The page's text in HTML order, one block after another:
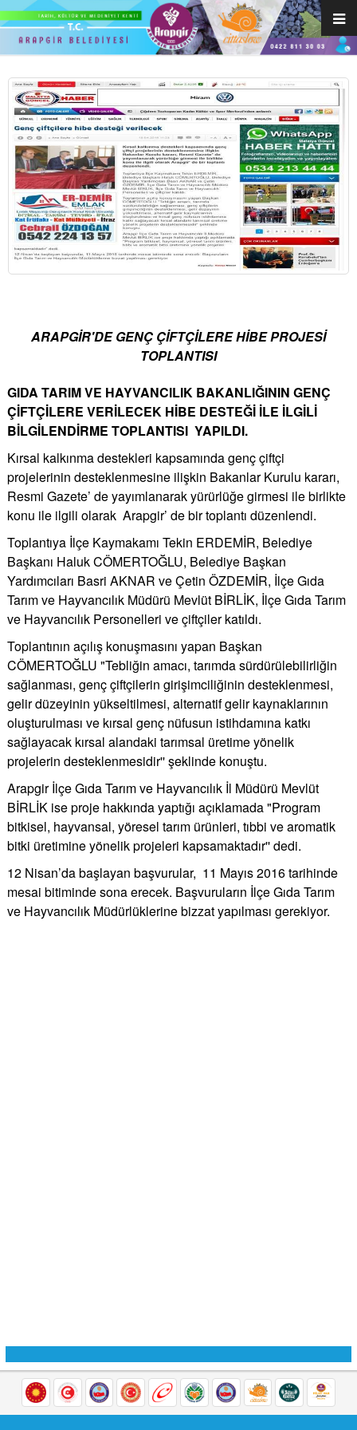
ARAPGİR'DE GENÇ ÇİFTÇİLERE HİBE PROJESİ
TOPLANTISI
GIDA TARIM VE HAYVANCILIK BAKANLIĞININ GENÇ
ÇİFTÇİLERE VERİLECEK HİBE DESTEĞİ İLE İLGİLİ
BİLGİLENDİRME TOPLANTISI YAPILDI.
Kırsal kalkınma destekleri kapsamında genç çiftçi
projelerinin desteklenmesine ilişkin Bakanlar Kurulu kararı,
Resmi Gazete’ de yayımlanarak yürürlüğe girmesi ile birlikte
konu ile ilgili olarak Arapgir’ de bir toplantı düzenlendi.
Toplantıya İlçe Kaymakamı Tekin ERDEMİR, Belediye
Başkanı Haluk CÖMERTOĞLU, Belediye Başkan
Yardımcıları Basri AKNAR ve Çetin ÖZDEMİR, İlçe Gıda
Tarım ve Hayvancılık Müdürü Mevlüt BİRLİK, İlçe Gıda Tarım
ve Hayvancılık Personelleri ve çiftçiler katıldı.
Toplantının açılış konuşmasını yapan Başkan
CÖMERTOĞLU "Tebliğin amacı, tarımda sürdürülebilirliğin
sağlanması, genç çiftçilerin girişimciliğinin desteklenmesi,
gelir düzeyinin yükseltilmesi, alternatif gelir kaynaklarının
oluşturulması ve kırsal genç nüfusun istihdamına katkı
sağlayacak kırsal alandaki tarımsal üretime yönelik
projelerin desteklenmesidir'' şeklinde konuştu.
Arapgir İlçe Gıda Tarım ve Hayvancılık İl Müdürü Mevlüt
BİRLİK ise proje hakkında yaptığı açıklamada "Program
bitkisel, hayvansal, yöresel tarım ürünleri, tıbbi ve aromatik
bitki üretimine yönelik projeleri kapsamaktadır'' dedi.
12 Nisan’da başlayan başvurular, 11 Mayıs 2016 tarihinde
mesai bitiminde sona erecek. Başvuruların İlçe Gıda Tarım
ve Hayvancılık Müdürlüklerine bizzat yapılması gerekiyor.